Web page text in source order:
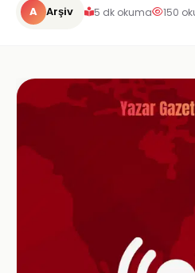
A Arşiv 5 dk okuma 150